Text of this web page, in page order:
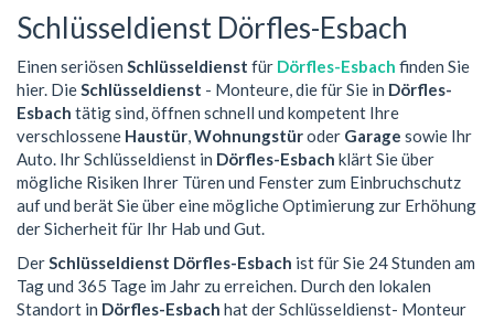
Schlüsseldienst Dörfles-Esbach
Einen seriösen Schlüsseldienst für Dörfles-Esbach finden Sie
hier. DieSchlüsseldienst - Monteure, die für Sie in Dörfles-
Esbach tätig sind, öffnen schnell und kompetent Ihre
verschlossene Haustür,Wohnungstüroder Garage sowie Ihr
Auto. Ihr Schlüsseldienst in Dörfles-Esbach klärt Sie über
mögliche Risiken Ihrer Türen und Fenster zum Einbruchschutz
auf und berät Sie über eine mögliche Optimierung zur Erhöhung
der Sicherheit für Ihr Hab und Gut.
DerSchlüsseldienst Dörfles-Esbach ist für Sie 24 Stunden am
Tag und 365 Tage im Jahr zu erreichen. Durch den lokalen
Standort in Dörfles-Esbach hat der Schlüsseldienst- Monteur